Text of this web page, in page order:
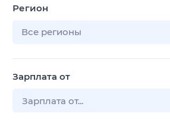
Регион
Все регионы
Зарплата от